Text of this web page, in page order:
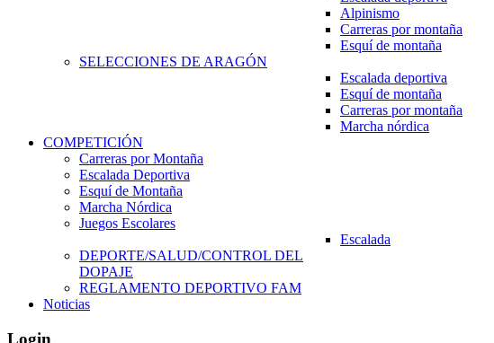
Alpinismo
Carreras por montaña
Esquí de montaña
SELECCIONES DE ARAGÓN
Escalada deportiva
Esquí de montaña
Carreras por montaña
Marcha nórdica
COMPETICIÓN
Carreras por Montaña
Escalada Deportiva
Esquí de Montaña
Marcha Nórdica
Juegos Escolares
Escalada
DEPORTE/SALUD/CONTROL DEL
DOPAJE
REGLAMENTO DEPORTIVO FAM
Noticias
Login